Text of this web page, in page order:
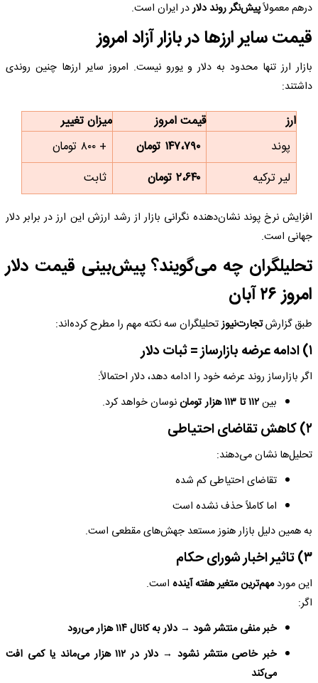
درهم معمولاًپیش‌نگر روند دلاردر ایران است.
قیمت سایر ارزها در بازار آزاد امروز
بازار ارز تنها محدود به دلار و یورو نیست. امروز سایر ارزها چنین روندی
داشتند:
ارز قیمت امروز
میزان تغییر
پوند
۱۴۷،۷۹۰ تومان
+ ۸۰۰ تومان
لیر ترکیه
۲،۶۴۰ تومان ثابت
افزایش نرخ پوند نشان‌دهنده نگرانی بازار از رشد ارزش این ارز در برابر دلار
جهانی است.
تحلیلگران چه می‌گویند؟ پیش‌بینی قیمت دلار
امروز ۲۶ آبان
طبق گزارشتجارت‌نیوزتحلیلگران سه نکته مهم را مطرح کرده‌اند:
۱) ادامه عرضه بازارساز = ثبات دلار
اگر بازارساز روند عرضه خود را ادامه دهد، دلار احتمالاً:
بین۱۱۲ تا ۱۱۳ هزار تومان نوسان خواهد کرد.
۲) کاهش تقاضای احتیاطی
تحلیل‌ها نشان می‌دهند:
تقاضای احتیاطی کم شده
اما کاملاً حذف نشده است
به همین دلیل بازار هنوز مستعد جهش‌های مقطعی است.
۳) تاثیر اخبار شورای حکام
این موردمهم‌ترین متغیر هفته آینده است.
اگر:
خبر منفی منتشر شود → دلار به کانال ۱۱۴ هزار می‌رود
خبر خاصی منتشر نشود → دلار در ۱۱۲ هزار می‌ماند یا کمی افت
می‌کند